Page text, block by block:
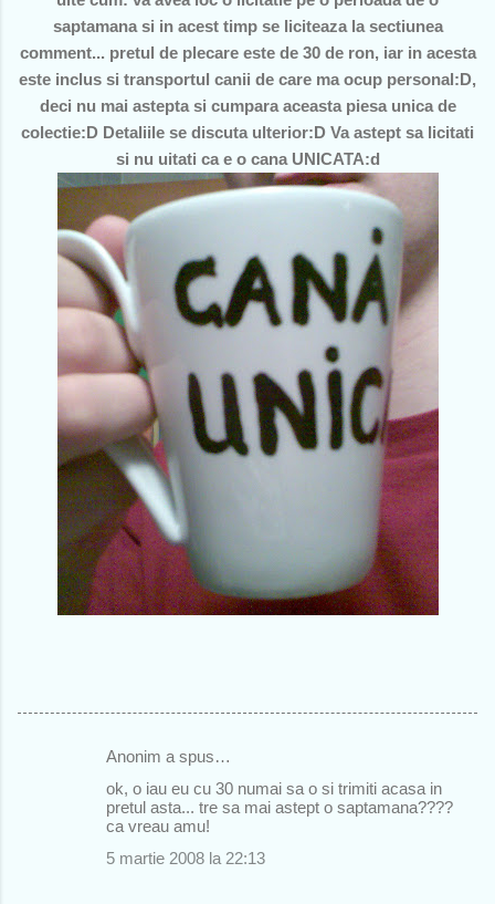
saptamana si in acest timp se liciteaza la sectiunea
comment... pretul de plecare este de 30 de ron, iar in acesta
este inclus si transportul canii de care ma ocup personal:D,
deci nu mai astepta si cumpara aceasta piesa unica de
colectie:D Detaliile se discuta ulterior:D Va astept sa licitati
si nu uitati ca e o cana UNICATA:d
Anonim a spus…
ok, o iau eu cu 30 numai sa o si trimiti acasa in
pretul asta... tre sa mai astept o saptamana????
ca vreau amu!
5 martie 2008 la 22:13